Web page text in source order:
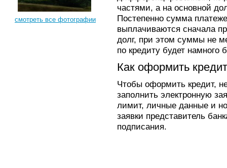
смотреть все фотографии
частями, а на основной
Постепенно сумма
выплачиваются сначала
долг, при этом суммы не
по кредиту будет намного
Как оформить
Чтобы оформить кредит,
заполнить электронную
лимит, личные данные и
заявки представитель
подписания.